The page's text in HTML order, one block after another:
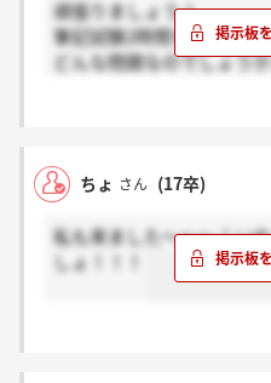
頑張りましょう！
筆記試験2時間なんですね
どんな問題なのでしょう
ちょ さん (17卒)
私も来ました～～～！い
しょ！！！